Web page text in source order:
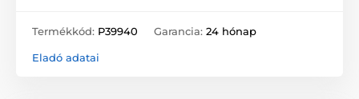
Termékkód: P39940 Garancia: 24 hónap
Eladó adatai